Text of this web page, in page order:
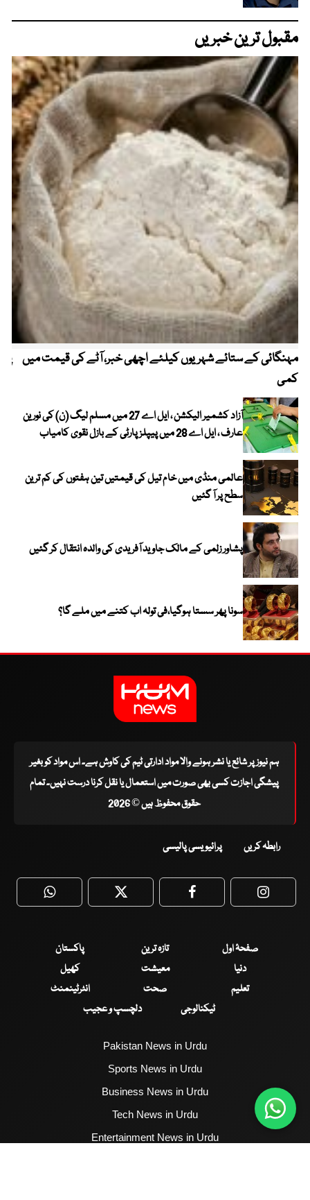
مقبول ترین خبریں
مہنگائی کے ستائے شہریوں کیلئے اچھی خبر، آٹے کی قیمت میں
کمی
آزاد کشمیر الیکشن ، ایل اے 27 میں مسلم لیگ (ن) کی نورین
عارف ، ایل اے 28 میں پیپلز پارٹی کے بازل نقوی کامیاب
عالمی منڈی میں خام تیل کی قیمتیں تین ہفتوں کی کم ترین
سطح پر آ گئیں
پشاور زلمی کے مالک جاوید آفریدی کی والدہ انتقال کر گئیں
سونا پھر سستا ہوگیا،فی تولہ اب کتنے میں ملے گا؟
ہم نیوز پر شائع یا نشر ہونے والا مواد ادارتی ٹیم کی کاوش ہے۔ اس مواد کو بغیر
پیشگی اجازت کسی بھی صورت میں استعمال یا نقل کرنا درست نہیں۔ تمام
حقوق محفوظ ہیں © 2026
رابطہ کریں پرائیویسی پالیسی
WhatsApp Twitter Facebook
صفحۂ اول تازہ ترین
پاکستان
دنیا
معیشت
کھیل
تعلیم
صحت
انٹرٹینمنٹ
ٹیکنالوجی
دلچسپ و عجیب
Pakistan News in Urdu
Sports News in Urdu
Business News in Urdu
Tech News in Urdu
Entertainment News in Urdu